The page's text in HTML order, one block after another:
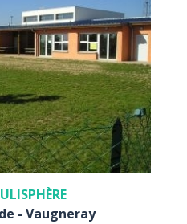
- Vaugneray